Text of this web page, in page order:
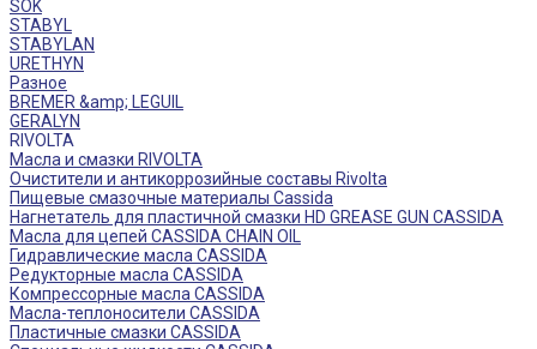
SOK
STABYL
STABYLAN
URETHYN
Разное
BREMER &amp; LEGUIL
GERALYN
RIVOLTA
Масла и смазки RIVOLTA
Очистители и антикоррозийные составы Rivolta
Пищевые смазочные материалы Cassida
Нагнетатель для пластичной смазки HD GREASE GUN CASSIDA
Масла для цепей CASSIDA CHAIN OIL
Гидравлические масла CASSIDA
Редукторные масла CASSIDA
Компрессорные масла CASSIDA
Масла-теплоносители CASSIDA
Пластичные смазки CASSIDA